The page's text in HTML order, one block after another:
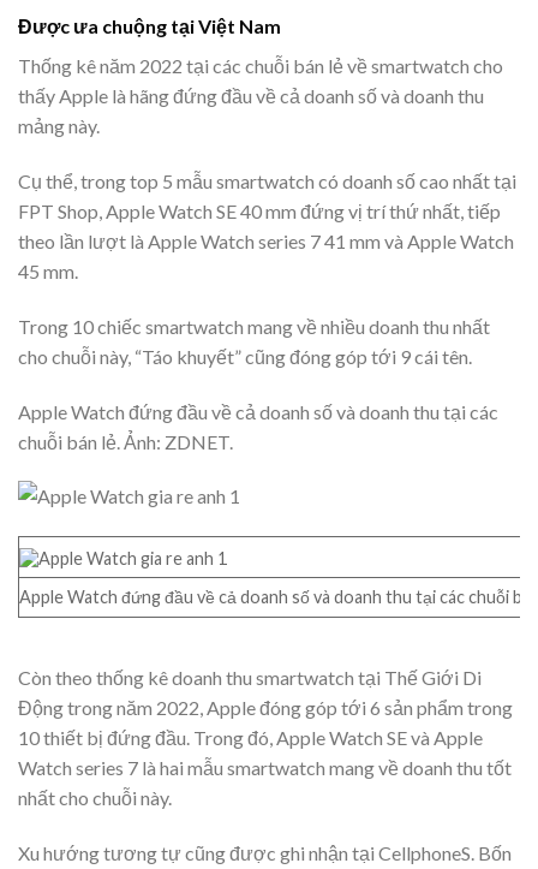
Được ưa chuộng tại Việt Nam
Thống kê năm 2022 tại các chuỗi bán lẻ về smartwatch cho
thấy Apple là hãng đứng đầu về cả doanh số và doanh thu
mảng này.
Cụ thể, trong top 5 mẫu smartwatch có doanh số cao nhất tại
FPT Shop, Apple Watch SE 40 mm đứng vị trí thứ nhất, tiếp
theo lần lượt là Apple Watch series 7 41 mm và Apple Watch
45 mm.
Trong 10 chiếc smartwatch mang về nhiều doanh thu nhất
cho chuỗi này, “Táo khuyết” cũng đóng góp tới 9 cái tên.
Apple Watch đứng đầu về cả doanh số và doanh thu tại các
chuỗi bán lẻ. Ảnh: ZDNET.
Apple Watch đứng đầu về cả doanh số và doanh thu tại các chuỗi
Còn theo thống kê doanh thu smartwatch tại Thế Giới Di
Động trong năm 2022, Apple đóng góp tới 6 sản phẩm trong
10 thiết bị đứng đầu. Trong đó, Apple Watch SE và Apple
Watch series 7 là hai mẫu smartwatch mang về doanh thu tốt
nhất cho chuỗi này.
Xu hướng tương tự cũng được ghi nhận tại CellphoneS. Bốn